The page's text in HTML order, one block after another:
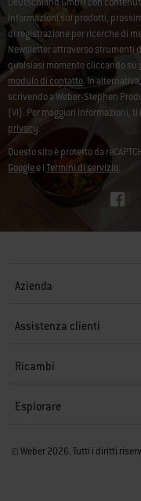
informazioni sui prodotti,
di registrazione per ricerche di
Newsletter attraverso strumenti
qualsiasi momento cliccando su
modulo di contatto. In
scrivendo a Weber-Stephen
(VI). Per maggiori informazioni,
privacy.
Questo sito è protetto da
Googlee iTermini di servizio.
Azienda
Assistenza clienti
Ricambi
Esplorare
© Weber 2026. Tutti i diritti